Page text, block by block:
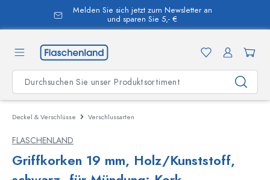
springen
Melden Sie sich jetzt zum Newsletter an
und sparen Sie 5,- €
Deckel & Verschlüsse Verschlussarten
FLASCHENLAND
Griffkorken 19 mm, Holz/Kunststoff,